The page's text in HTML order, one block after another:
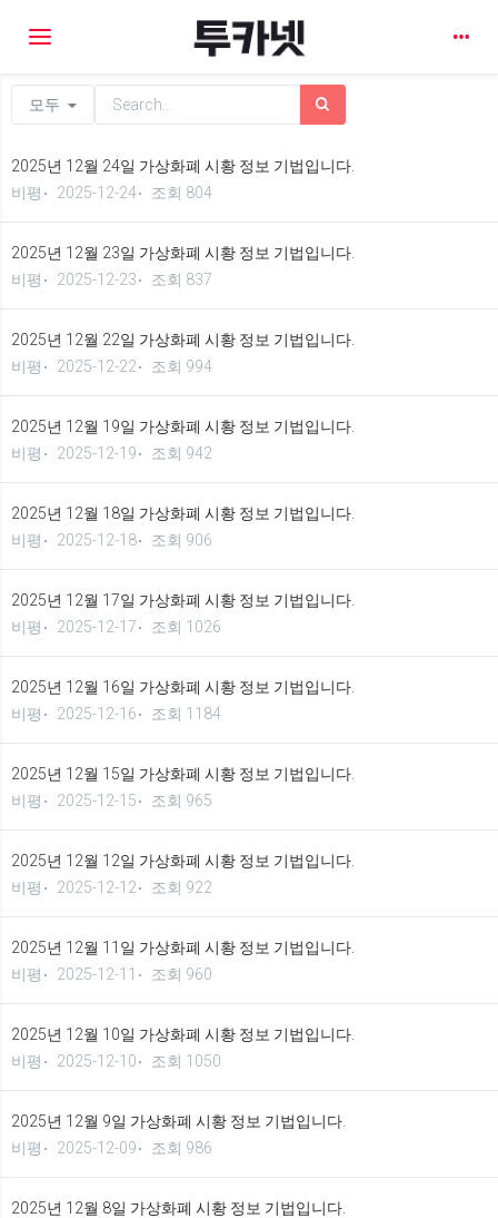
Toggle navigation
모두
2025년 12월 24일 가상화폐 시황 정보 기법입니다.
비평
2025-12-24 조회 804
2025년 12월 23일 가상화폐 시황 정보 기법입니다.
비평
2025-12-23 조회 837
2025년 12월 22일 가상화폐 시황 정보 기법입니다.
비평
2025-12-22 조회 994
2025년 12월 19일 가상화폐 시황 정보 기법입니다.
비평
2025-12-19 조회 942
2025년 12월 18일 가상화폐 시황 정보 기법입니다.
비평
2025-12-18 조회 906
2025년 12월 17일 가상화폐 시황 정보 기법입니다.
비평
2025-12-17 조회 1026
2025년 12월 16일 가상화폐 시황 정보 기법입니다.
비평
2025-12-16 조회 1184
2025년 12월 15일 가상화폐 시황 정보 기법입니다.
비평
2025-12-15 조회 965
2025년 12월 12일 가상화폐 시황 정보 기법입니다.
비평
2025-12-12 조회 922
2025년 12월 11일 가상화폐 시황 정보 기법입니다.
비평
2025-12-11 조회 960
2025년 12월 10일 가상화폐 시황 정보 기법입니다.
비평
2025-12-10 조회 1050
2025년 12월 9일 가상화폐 시황 정보 기법입니다.
비평
2025-12-09 조회 986
2025년 12월 8일 가상화폐 시황 정보 기법입니다.